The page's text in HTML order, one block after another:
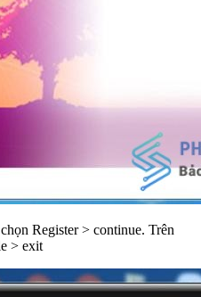
Register > continue. Trên
> exit